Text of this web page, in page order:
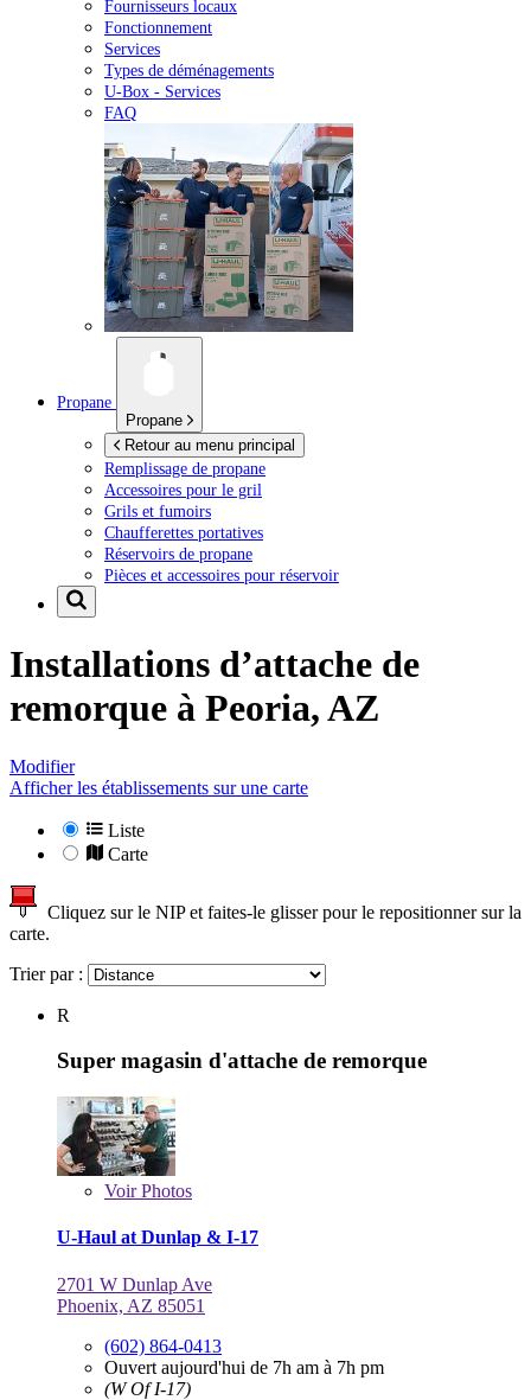
Fournisseurs locaux
Fonctionnement
Services
Types de déménagements
U-Box - Services
FAQ
Propane
Propane
Retour au menu principal
Remplissage de propane
Accessoires pour le gril
Grils et fumoirs
Chaufferettes portatives
Réservoirs de propane
Pièces et accessoires pour réservoir
Installations d’attache de
remorque à Peoria, AZ
Modifier
Afficher les établissements sur une carte
Liste
Carte
Cliquez sur le NIP et faites-le glisser pour le repositionner sur la
carte.
Trier par :
R
Super magasin d'attache de remorque
VoirPhotos
U-Haul at Dunlap & I-17
2701 W Dunlap Ave
Phoenix, AZ 85051
(602) 864-0413
Ouvert aujourd'hui de 7h am à 7h pm
(W Of I-17)